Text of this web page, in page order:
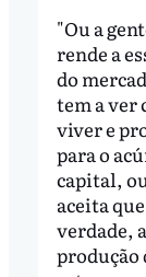
"Ou a
rende a
do
tem a ver
viver e
para o
capital,
aceita
verdade, a
produção